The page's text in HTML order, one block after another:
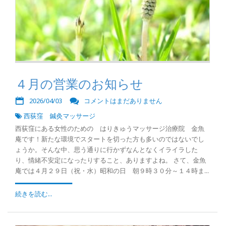
４月の営業のお知らせ
2026/04/03
コメントはまだありません
西荻窪 鍼灸マッサージ
西荻窪にある女性のための はりきゅうマッサージ治療院 金魚
庵です！新たな環境でスタートを切った方も多いのではないでし
ょうか。そんな中、思う通りに行かずなんとなくイライラした
り、情緒不安定になったりすること、ありますよね。 さて、金魚
庵では４月２９日（祝・水）昭和の日 朝９時３０分～１４時ま...
続きを読む...